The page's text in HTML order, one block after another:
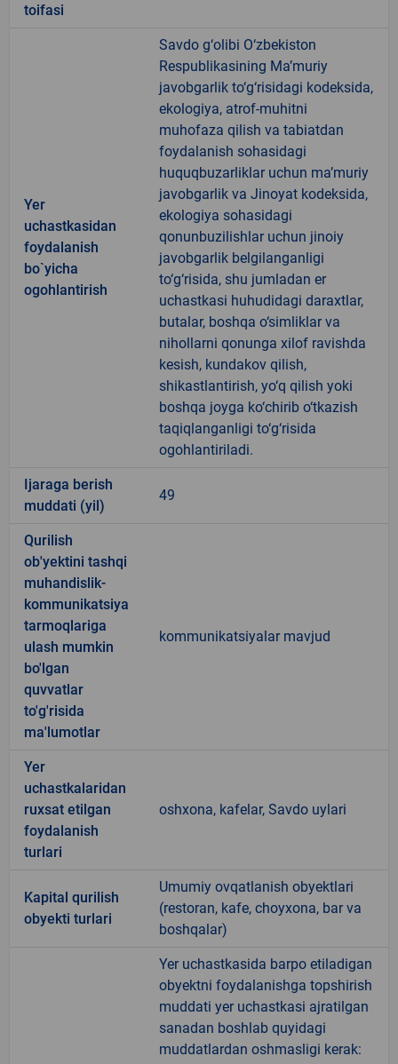
toifasi
Yer
uchastkasidan
foydalanish
bo`yicha
ogohlantirish
Savdo g‘olibi O‘zbekiston
Respublikasining Ma’muriy
javobgarlik to‘g‘risidagi kodeksida,
ekologiya, atrof-muhitni
muhofaza qilish va tabiatdan
foydalanish sohasidagi
huquqbuzarliklar uchun ma’muriy
javobgarlik va Jinoyat kodeksida,
ekologiya sohasidagi
qonunbuzilishlar uchun jinoiy
javobgarlik belgilanganligi
to‘g‘risida, shu jumladan er
uchastkasi huhudidagi daraxtlar,
butalar, boshqa o‘simliklar va
nihollarni qonunga xilof ravishda
kesish, kundakov qilish,
shikastlantirish, yo‘q qilish yoki
boshqa joyga ko‘chirib o‘tkazish
taqiqlanganligi to‘g‘risida
ogohlantiriladi.
Ijaraga berish
muddati (yil)
49
Qurilish
ob'yektini tashqi
muhandislik-
kommunikatsiya
tarmoqlariga
ulash mumkin
bo'lgan
quvvatlar
to'g'risida
ma'lumotlar
kommunikatsiyalar mavjud
Yer
uchastkalaridan
ruxsat etilgan
foydalanish
turlari
oshxona, kafelar, Savdo uylari
Kapital qurilish
obyekti turlari
Umumiy ovqatlanish obyektlari
(restoran, kafe, choyxona, bar va
boshqalar)
Yer uchastkasida barpo etiladigan
obyektni foydalanishga topshirish
muddati yer uchastkasi ajratilgan
sanadan boshlab quyidagi
muddatlardan oshmasligi kerak: